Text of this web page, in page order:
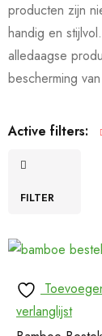
producten zijn
handig en
alledaagse
bescherming
Active filters:
FILTER
verlanglijst